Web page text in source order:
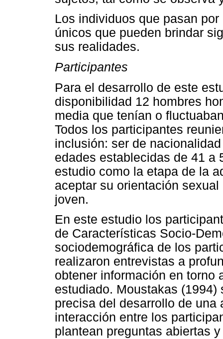
Los individuos que pasan
únicos que pueden brindar
sus realidades.
Participantes
Para el desarrollo de este
disponibilidad 12 hombres
media que tenían o
Todos los participantes
inclusión: ser de
edades establecidas de 41 a
estudio como la etapa de la
aceptar su orientación
joven.
En este estudio los
de Características Socio-
sociodemográfica de los
realizaron entrevistas a
obtener información en torno
estudiado. Moustakas
precisa del desarrollo de una
interacción entre los
plantean preguntas abiertas